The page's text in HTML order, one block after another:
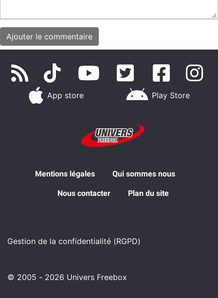
App store Play Store
Mentions légales Qui sommes nous
Nous contacter Plan du site
Gestion de la confidentialité (RGPD)
© 2005 - 2026 Univers Freebox